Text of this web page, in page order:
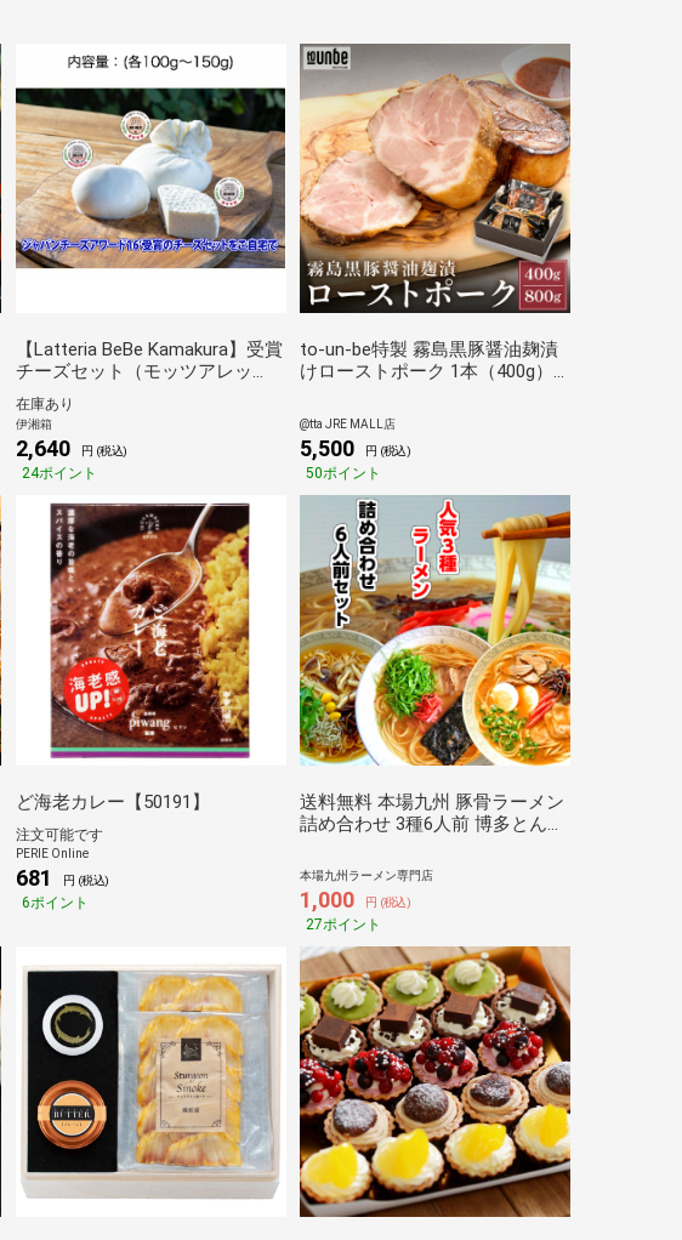
【Latteria BeBe Kamakura】受賞
チーズセット（モッツアレッ
ラ・リコッタ・ブッラータ）
在庫あり
伊湘箱
2,640 円 (税込)
24ポイント
to-un-be特製 霧島黒豚醤油麹漬
けローストポーク 1本（400g）
@tta JRE MALL店
5,500 円 (税込)
50ポイント
ど海老カレー【50191】
注文可能です
PERIE Online
681 円 (税込)
6ポイント
送料無料 本場九州 豚骨ラーメン
詰め合わせ 3種6人前 博多とんこ
骨 ご当地 グルメ 保存食 非常食
まとめ買い メール便 簡易化粧箱
ギフト
本場九州ラーメン専門店
1,000 円 (税込)
27ポイント